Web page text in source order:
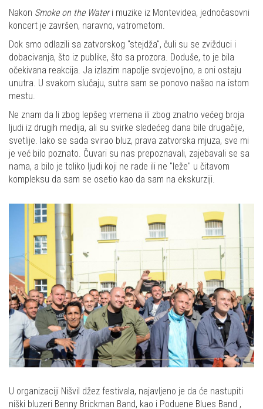
Nakon Smoke on the Wateri muzike iz Montevidea, jednočasovni
koncert je završen, naravno, vatrometom.
Dok smo odlazili sa zatvorskog "stejdža", čuli su se zvižduci i
dobacivanja, što iz publike, što sa prozora. Doduše, to je bila
očekivana reakcija. Ja izlazim napolje svojevoljno, a oni ostaju
unutra. U svakom slučaju, sutra sam se ponovo našao na istom
mestu.
Ne znam da li zbog lepšeg vremena ili zbog znatno većeg broja
ljudi iz drugih medija, ali su svirke sledećeg dana bile drugačije,
svetlije. Iako se sada svirao bluz, prava zatvorska mjuza, sve mi
je već bilo poznato. Čuvari su nas prepoznavali, zajebavali se sa
nama, a bilo je toliko ljudi koji ne rade ili ne "leže" u čitavom
kompleksu da sam se osetio kao da sam na ekskurziji.
U organizaciji Nišvil džez festivala, najavljeno je da će nastupiti
niški bluzeri Benny Brickman Band, kao i Poduene Blues Band ,